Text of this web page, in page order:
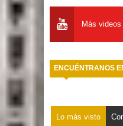
Más videos
ENCUÉNTRANOS
Lo más visto